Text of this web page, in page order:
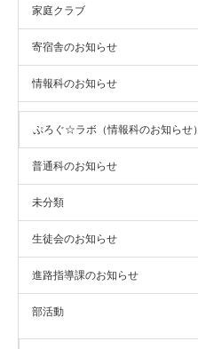
家庭クラブ
寄宿舎のお知らせ
情報科のお知らせ
ぷろぐ☆ラボ（情報科のお知らせ）
普通科のお知らせ
未分類
生徒会のお知らせ
進路指導課のお知らせ
部活動